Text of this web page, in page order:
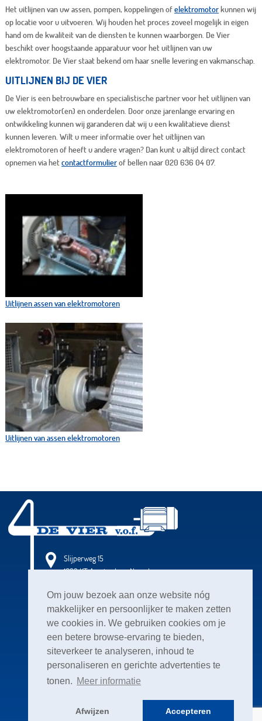
Om jouw bezoek aan onze website nóg
makkelijker en persoonlijker te maken zetten
we cookies in. We gebruiken cookies om je
een betere browse-ervaring te bieden,
siteverkeer te analyseren, inhoud te
personaliseren en gerichte advertenties te
tonen. Meer informatie
Afwijzen Accepteren
Het uitlijnen van uw assen, pompen, koppelingen ofelektromotorkunnen wij
op locatie voor u uitvoeren. Wij houden het proces zoveel mogelijk in eigen
hand om de kwaliteit van de diensten te kunnen waarborgen. De Vier
beschikt over hoogstaande apparatuur voor het uitlijnen van uw
elektromotor. De Vier staat bekend om haar snelle levering en vakmanschap.
UITLIJNEN BIJ DE VIER
De Vier is een betrouwbare en specialistische partner voor het uitlijnen van
uw elektromotor(en) en onderdelen. Door onze jarenlange ervaring en
ontwikkeling kunnen wij garanderen dat wij u een kwalitatieve dienst
kunnen leveren. Wilt u meer informatie over het uitlijnen van
elektromotoren of heeft u andere vragen? Dan kunt u altijd direct contact
opnemen via hetcontactformulierof bellen naar 020 636 04 07.
Uitlijnen assen van elektromotoren
Uitlijnen van assen elektromotoren
Slijperweg 15
1032 KT Amsterdam-Noord
Openingstijden
Ma: 07:30 - 16:00 uur
Di: 07:30 - 16:00 uur
Wo: 07:30 - 16:00 uur
Do: 07:30 - 16:00 uur
Vr: 07:30 - 15:30 uur
020 636 04 07
info@elektromotorendevier.nl